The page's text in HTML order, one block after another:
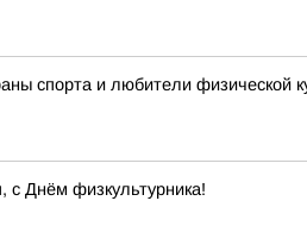
спорта и любители физической
Днём физкультурника!